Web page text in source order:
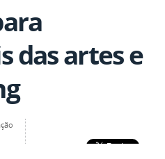
das artes e